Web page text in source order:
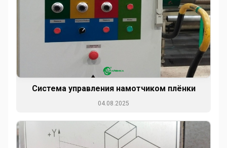
Система управления намотчиком плёнки
04.08.2025